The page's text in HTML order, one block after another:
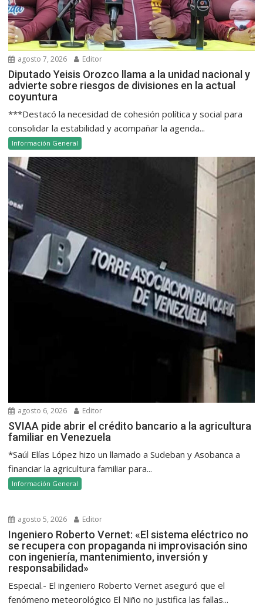
agosto 7, 2026 Editor
Diputado Yeisis Orozco llama a la unidad nacional y
advierte sobre riesgos de divisiones en la actual
coyuntura
***Destacó la necesidad de cohesión política y social para
consolidar la estabilidad y acompañar la agenda...
Información General
agosto 6, 2026 Editor
SVIAA pide abrir el crédito bancario a la agricultura
familiar en Venezuela
*Saúl Elías López hizo un llamado a Sudeban y Asobanca a
financiar la agricultura familiar para...
Información General
agosto 5, 2026 Editor
Ingeniero Roberto Vernet: «El sistema eléctrico no
se recupera con propaganda ni improvisación sino
con ingeniería, mantenimiento, inversión y
responsabilidad»
Especial.- El ingeniero Roberto Vernet aseguró que el
fenómeno meteorológico El Niño no justifica las fallas...